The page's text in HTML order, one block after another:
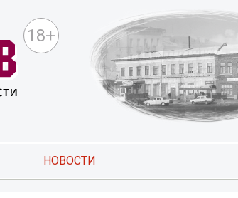
18+
НОВОСТИ